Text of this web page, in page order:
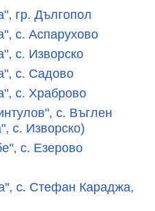
гр. Дългопол
с. Аспарухово
с. Изворско
с. Садово
с. Храброво
с. Въглен
с. Изворско)
с. Езерово
с. Стефан Караджа,